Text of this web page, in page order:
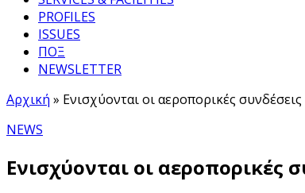
PROFILES
ISSUES
ΠΟΞ
NEWSLETTER
Αρχική » Ενισχύονται οι αεροπορικές
NEWS
Ενισχύονται οι αεροπορικές